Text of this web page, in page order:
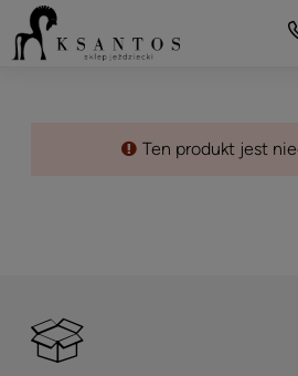
Ten produkt jest